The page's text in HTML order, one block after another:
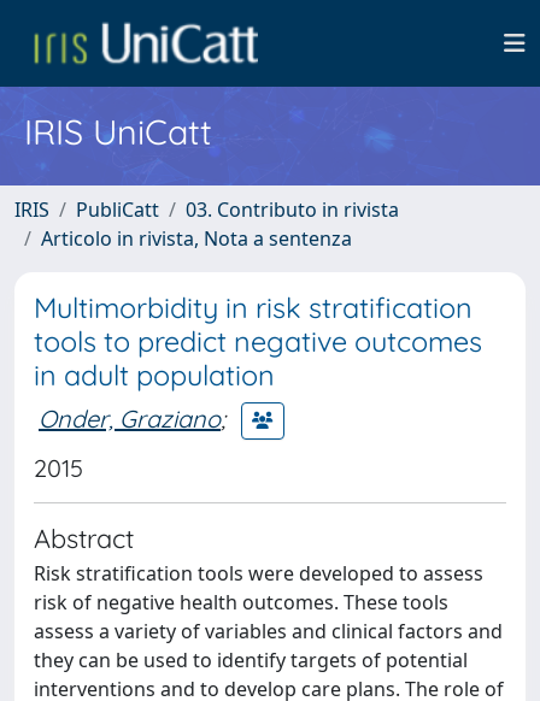
IRIS UniCatt
IRIS PubliCatt
03. Contributo in rivista
Articolo in rivista, Nota a sentenza
Multimorbidity in risk stratification
tools to predict negative outcomes
in adult population
Onder, Graziano;
2015
Abstract
Risk stratification tools were developed to assess
risk of negative health outcomes. These tools
assess a variety of variables and clinical factors and
they can be used to identify targets of potential
interventions and to develop care plans. The role of